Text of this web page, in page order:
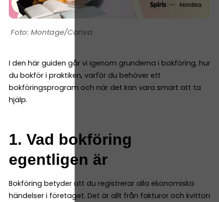
Montage/Canva
I den här guiden går vi igenom grunderna i bokföring, hur
du bokför i praktiken, varför du behöver ett
bokföringsprogram och när det kan vara smart att ta
hjälp.
1. Vad bokföring
egentligen är
Bokföring betyder att du registrerar alla ekonomiska
händelser i företaget. Det är allt från fakturor och kvitton